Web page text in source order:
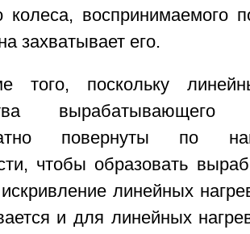
колеса, воспринимаемого
захватывает его.
того, поскольку
вырабатывающего
повернуты по
чтобы образовать
искривление линейных
и для линейных